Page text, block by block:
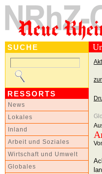
SUCHE
RESSORTS
News
Lokales
Inland
Arbeit und Soziales
Wirtschaft und Umwelt
Globales